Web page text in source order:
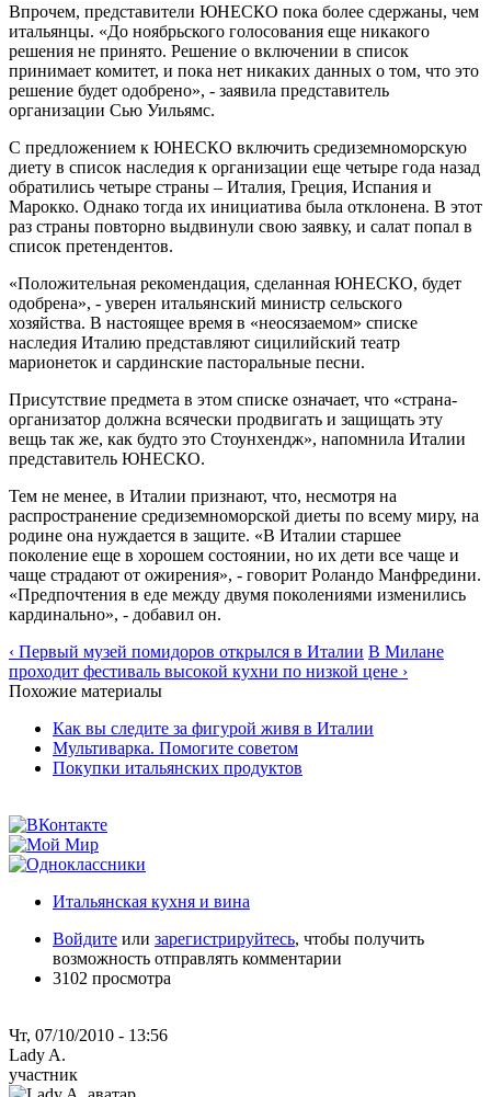
Впрочем, представители ЮНЕСКО пока более сдержаны, чем
итальянцы. «До ноябрьского голосования еще никакого
решения не принято. Решение о включении в список
принимает комитет, и пока нет никаких данных о том, что это
решение будет одобрено», - заявила представитель
организации Сью Уильямс.
С предложением к ЮНЕСКО включить средиземноморскую
диету в список наследия к организации еще четыре года назад
обратились четыре страны – Италия, Греция, Испания и
Марокко. Однако тогда их инициатива была отклонена. В этот
раз страны повторно выдвинули свою заявку, и салат попал в
список претендентов.
«Положительная рекомендация, сделанная ЮНЕСКО, будет
одобрена», - уверен итальянский министр сельского
хозяйства. В настоящее время в «неосязаемом» списке
наследия Италию представляют сицилийский театр
марионеток и сардинские пасторальные песни.
Присутствие предмета в этом списке означает, что «страна-
организатор должна всячески продвигать и защищать эту
вещь так же, как будто это Стоунхендж», напомнила Италии
представитель ЮНЕСКО.
Тем не менее, в Италии признают, что, несмотря на
распространение средиземноморской диеты по всему миру, на
родине она нуждается в защите. «В Италии старшее
поколение еще в хорошем состоянии, но их дети все чаще и
чаще страдают от ожирения», - говорит Роландо Манфредини.
«Предпочтения в еде между двумя поколениями изменились
кардинально», - добавил он.
‹ Первый музей помидоров открылся в Италии В Милане
проходит фестиваль высокой кухни по низкой цене ›
Похожие материалы
Как вы следите за фигурой живя в Италии
Мультиварка. Помогите советом
Покупки итальянских продуктов
Итальянская кухня и вина
Войдите или зарегистрируйтесь, чтобы получить
возможность отправлять комментарии
3102 просмотра
Чт, 07/10/2010 - 13:56
Lady A.
участник